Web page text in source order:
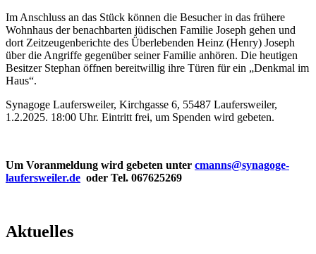
Im Anschluss an das Stück können die Besucher in das frühere
Wohnhaus der benachbarten jüdischen Familie Joseph gehen und
dort Zeitzeugenberichte des Überlebenden Heinz (Henry) Joseph
über die Angriffe gegenüber seiner Familie anhören. Die heutigen
Besitzer Stephan öffnen bereitwillig ihre Türen für ein „Denkmal im
Haus“.
Synagoge Laufersweiler, Kirchgasse 6, 55487 Laufersweiler,
1.2.2025. 18:00 Uhr. Eintritt frei, um Spenden wird gebeten.
Um Voranmeldung wird gebeten unter cmanns@synagoge-
laufersweiler.de oder Tel. 067625269
Aktuelles